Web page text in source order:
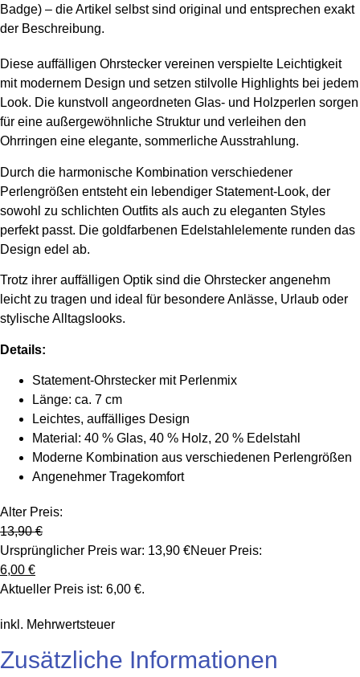
Badge) – die Artikel selbst sind original und entsprechen exakt
der Beschreibung.
Diese auffälligen Ohrstecker vereinen verspielte Leichtigkeit
mit modernem Design und setzen stilvolle Highlights bei jedem
Look. Die kunstvoll angeordneten Glas- und Holzperlen sorgen
für eine außergewöhnliche Struktur und verleihen den
Ohrringen eine elegante, sommerliche Ausstrahlung.
Durch die harmonische Kombination verschiedener
Perlengrößen entsteht ein lebendiger Statement-Look, der
sowohl zu schlichten Outfits als auch zu eleganten Styles
perfekt passt. Die goldfarbenen Edelstahlelemente runden das
Design edel ab.
Trotz ihrer auffälligen Optik sind die Ohrstecker angenehm
leicht zu tragen und ideal für besondere Anlässe, Urlaub oder
stylische Alltagslooks.
Details:
Statement-Ohrstecker mit Perlenmix
Länge: ca. 7 cm
Leichtes, auffälliges Design
Material: 40 % Glas, 40 % Holz, 20 % Edelstahl
Moderne Kombination aus verschiedenen Perlengrößen
Angenehmer Tragekomfort
Alter Preis:
13,90€
Ursprünglicher Preis war: 13,90 €Neuer Preis:
6,00 €
Aktueller Preis ist: 6,00 €.
inkl. Mehrwertsteuer
Zusätzliche Informationen